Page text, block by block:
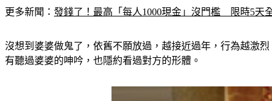
更多新聞： 發錢了！最高「每人1000現金」沒門檻　限時5天
沒想到婆婆做鬼了，依舊不願放過，越接近過年，行為越激
有聽過婆婆的呻吟，也隱約看過對方的形體。